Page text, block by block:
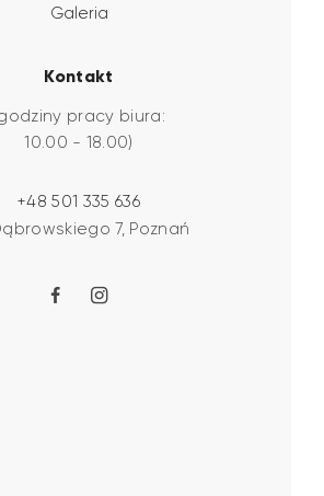
Galeria
Kontakt
pracy biura:
10.00 - 18.00)
7, Poznań
+48 501 335 636